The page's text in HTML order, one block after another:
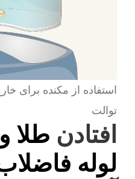
استفاده از مکنده برای
توالت
افتادن طلا
لوله